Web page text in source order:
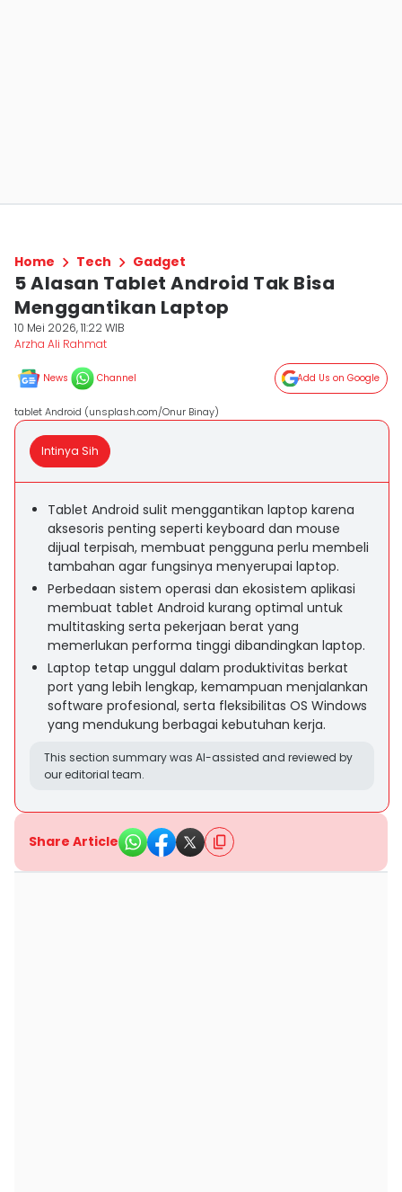
Home Tech Gadget
5 Alasan Tablet Android Tak Bisa
Menggantikan Laptop
10 Mei 2026, 11:22 WIB
Arzha Ali Rahmat
News Channel Add Us on Google
tablet Android (unsplash.com/Onur Binay)
Intinya Sih
Tablet Android sulit menggantikan laptop karena
aksesoris penting seperti keyboard dan mouse
dijual terpisah, membuat pengguna perlu membeli
tambahan agar fungsinya menyerupai laptop.
Perbedaan sistem operasi dan ekosistem aplikasi
membuat tablet Android kurang optimal untuk
multitasking serta pekerjaan berat yang
memerlukan performa tinggi dibandingkan laptop.
Laptop tetap unggul dalam produktivitas berkat
port yang lebih lengkap, kemampuan menjalankan
software profesional, serta fleksibilitas OS Windows
yang mendukung berbagai kebutuhan kerja.
This section summary was AI-assisted and reviewed by
our editorial team.
Share Article